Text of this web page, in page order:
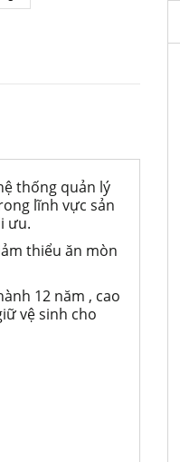
thống quản lý
lĩnh vực sản
ưu.
thiểu ăn mòn
12 năm , cao
vệ sinh cho